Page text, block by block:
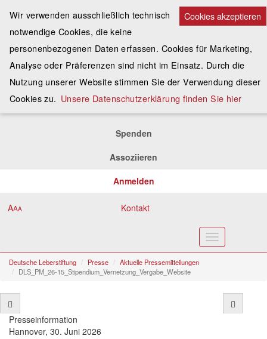
Spenden
Assoziieren
Anmelden
AAA Kontakt
Toggle
navigation
Deutsche Leberstiftung Presse
Aktuelle Pressemitteilungen
DLS_PM_26-15_Stipendium_Vernetzung_Vergabe_Website
Presseinformation
Hannover, 30. Juni 2026
Cookies akzeptieren
Wir verwenden ausschließlich technisch
notwendige Cookies, die keine
personenbezogenen Daten erfassen. Cookies für Marketing,
Analyse oder Präferenzen sind nicht im Einsatz. Durch die
Nutzung unserer Website stimmen Sie der Verwendung dieser
Cookies zu. Unsere Datenschutzerklärung finden Sie hier